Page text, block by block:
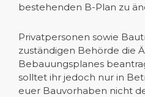
bestehenden B-Plan zu
Privatpersonen sowie
zuständigen Behörde die
Bebauungsplanes
solltet ihr jedoch nur in
euer Bauvorhaben nicht